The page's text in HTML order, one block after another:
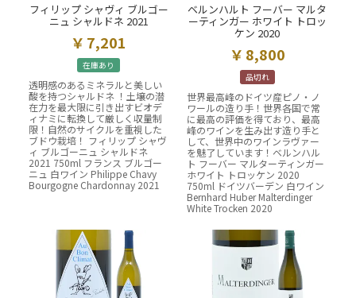
フィリップ シャヴィ ブルゴー
ニュ シャルドネ 2021
7,201
在庫あり
透明感のあるミネラルと美しい
酸を持つシャルドネ ！土壌の潜
在力を最大限に引き出すビオデ
ィナミに転換して厳しく収量制
限！自然のサイクルを重視した
ブドウ栽培！ フィリップ シャヴ
ィ ブルゴーニュ シャルドネ
2021 750ml フランス ブルゴー
ニュ 白ワイン Philippe Chavy
Bourgogne Chardonnay 2021
ベルンハルト フーバー マルタ
ーティンガー ホワイト トロッ
ケン 2020
8,800
品切れ
世界最高峰のドイツ産ピノ・ノ
ワールの造り手！世界各国で常
に最高の評価を得ており、最高
峰のワインを生み出す造り手と
して、世界中のワインラヴァー
を魅了しています！ベルンハル
ト フーバー マルターティンガー
ホワイト トロッケン 2020
750ml ドイツバーデン 白ワイン
Bernhard Huber Malterdinger
White Trocken 2020